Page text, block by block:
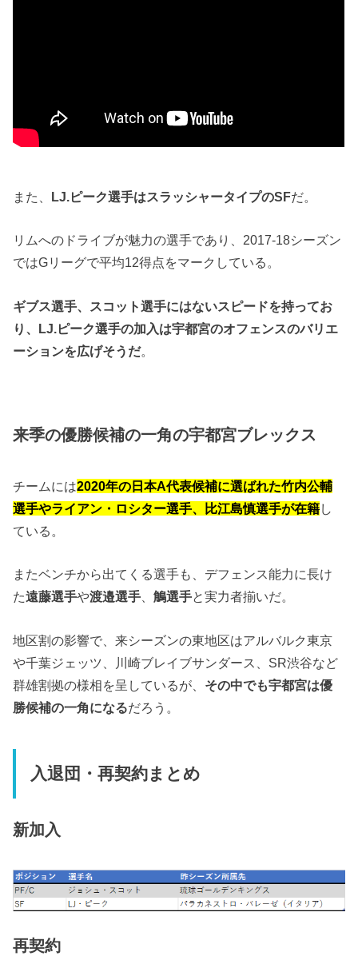
また、 LJ.ピーク選手はスラッシャータイプのSFだ。
リムへのドライブが魅力の選手であり、2017-18シーズン
ではGリーグで平均12得点をマークしている。
ギブス選手、スコット選手にはないスピードを持ってお
り、LJ.ピーク選手の加入は宇都宮のオフェンスのバリエ
ーションを広げそうだ。
来季の優勝候補の一角の宇都宮ブレックス
チームには2020年の日本A代表候補に選ばれた竹内公輔
選手やライアン・ロシター選手、比江島慎選手が在籍し
ている。
またベンチから出てくる選手も、デフェンス能力に長け
た遠藤選手や渡邉選手 、鵤選手と実力者揃いだ。
地区割の影響で、来シーズンの東地区はアルバルク東京
や千葉ジェッツ、川崎ブレイブサンダース、SR渋谷など
群雄割拠の様相を呈しているが、 その中でも宇都宮は優
勝候補の一角になるだろう。
入退団・再契約まとめ
新加入
再契約